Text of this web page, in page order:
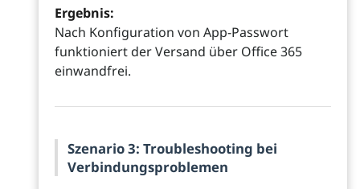
Ergebnis:
Nach Konfiguration von App-Passwort
funktioniert der Versand über Office 365
einwandfrei.
Szenario 3: Troubleshooting bei
Verbindungsproblemen